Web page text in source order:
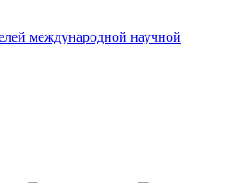
международной научной